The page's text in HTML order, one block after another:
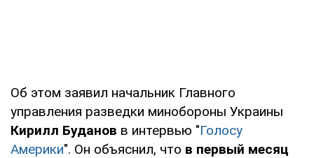
Об этом заявил начальник Главного
управления разведки минобороны Украины
Кирилл Буданов в интервью "Голосу
Америки". Он объяснил, что в первый месяц